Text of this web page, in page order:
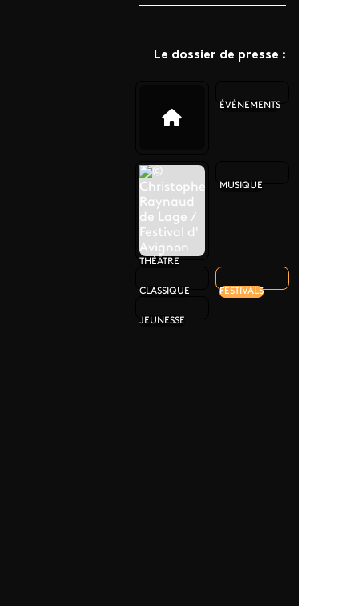
Le dossier de presse :
ÉVÉNEMENTS
THÉÂTRE
MUSIQUE
CLASSIQUE FESTIVALS
JEUNESSE